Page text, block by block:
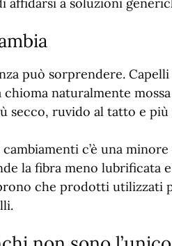
può sorprendere.
naturalmente
secco, ruvido al tatto e più
cambiamenti c’è una
la fibra meno lubrificata
che prodotti utilizzati